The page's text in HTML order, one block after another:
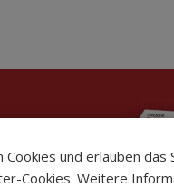
und erlauben das
Cookies. Weitere